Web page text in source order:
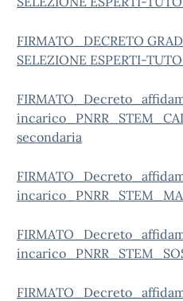
FIRMATO_DECRETO
SELEZIONE ESPERTI-
secondaria